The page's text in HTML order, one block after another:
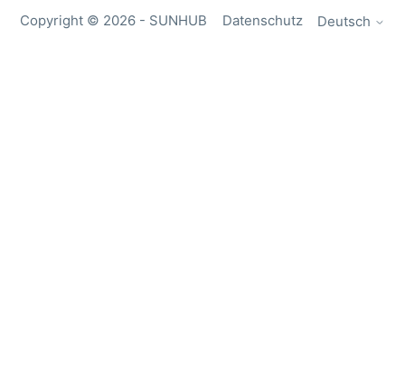
Copyright © 2026 - SUNHUB Datenschutz Deutsch